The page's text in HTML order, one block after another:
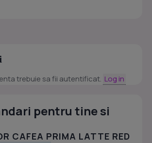
trebuie sa fii autentificat. Log in
pentru tine si
CAFEA PRIMA LATTE RED